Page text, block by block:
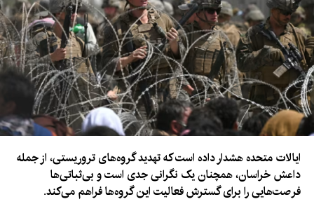
ایالات متحده هشدار داده است که تهدید گروه‌های تروریستی، از جمله
داعش خراسان، همچنان یک نگرانی جدی است و بی‌ثباتی‌ها
فرصت‌هایی را برای گسترش فعالیت این گروه‌ها فراهم می‌کند.